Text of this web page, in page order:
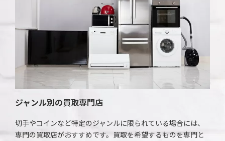
ジャンル別の買取専門店
切手やコインなど特定のジャンルに限られている場合には、
専門の買取店がおすすめです。買取を希望するものを専門と